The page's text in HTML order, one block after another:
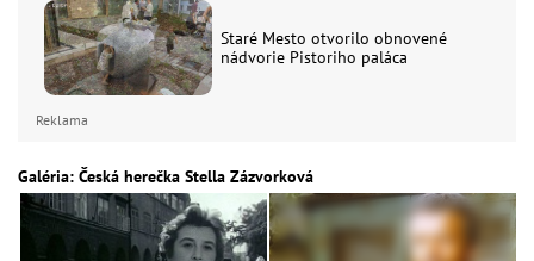
Staré Mesto otvorilo obnovené
nádvorie Pistoriho paláca
Reklama
Galéria: Česká herečka Stella Zázvorková